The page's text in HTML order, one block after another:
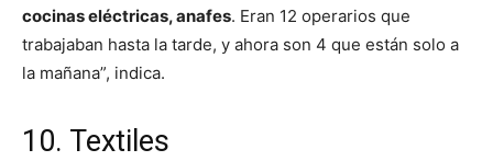
cocinas eléctricas, anafes. Eran 12 operarios que
trabajaban hasta la tarde, y ahora son 4 que están solo a
la mañana”, indica.
10. Textiles